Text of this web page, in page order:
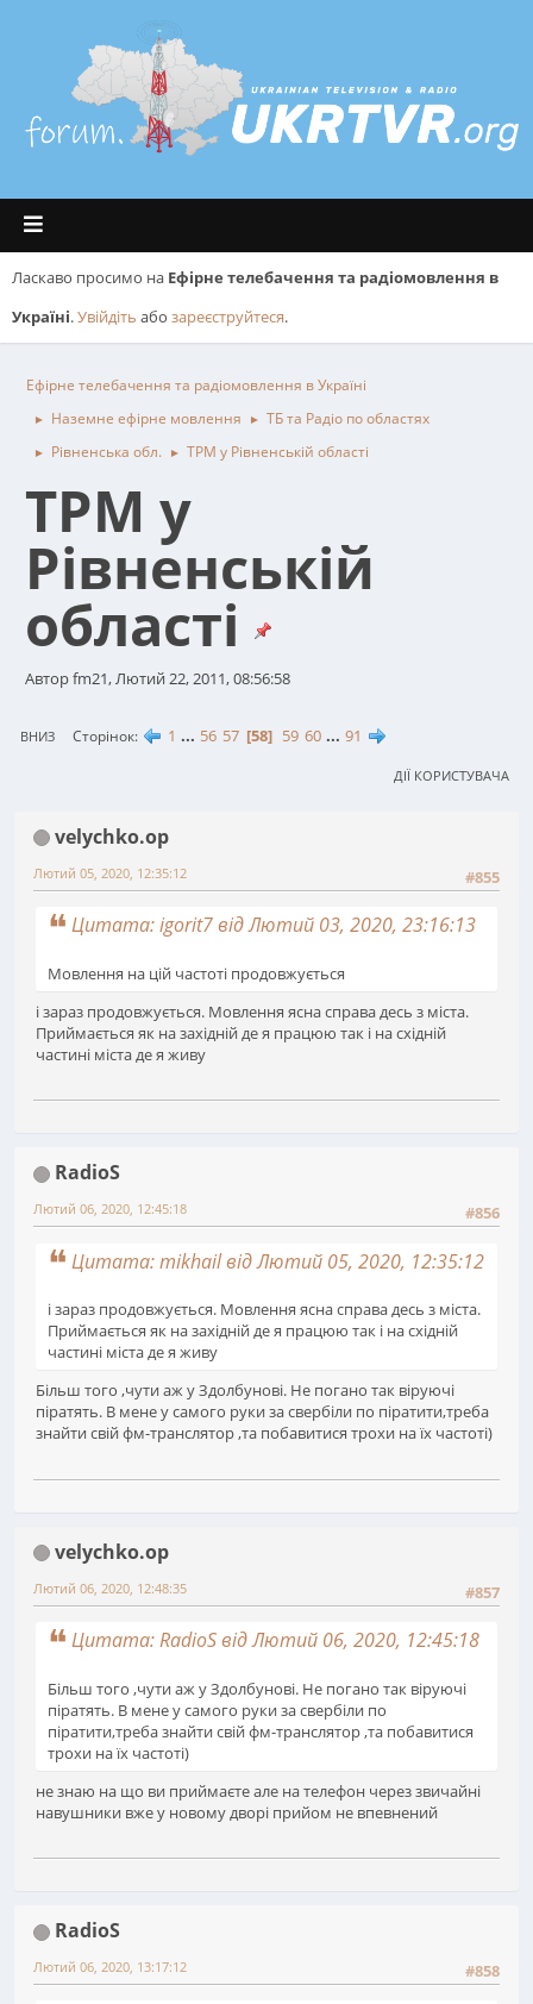
Ласкаво просимо на Ефірне телебачення та радіомовлення в
Україні.Увійдіть або зареєструйтеся.
Ефірне телебачення та радіомовлення в Україні
► Наземне ефірне мовлення ► ТБ та Радіо по областях
► Рівненська обл. ► ТРМ у Рівненській області
ТРМ у
Рівненській
області
Автор fm21, Лютий 22, 2011, 08:56:58
ВНИЗ Сторінок 1 ... 56 57 58 59 60 ... 91
ДІЇ КОРИСТУВАЧА
velychko.op
#855
Лютий 05, 2020, 12:35:12
Цитата: igorit7 від Лютий 03, 2020, 23:16:13
Мовлення на цій частоті продовжується
і зараз продовжується. Мовлення ясна справа десь з міста.
Приймається як на західній де я працюю так і на східній
частині міста де я живу
RadioS
#856
Лютий 06, 2020, 12:45:18
Цитата: mikhail від Лютий 05, 2020, 12:35:12
і зараз продовжується. Мовлення ясна справа десь з міста.
Приймається як на західній де я працюю так і на східній
частині міста де я живу
Більш того ,чути аж у Здолбунові. Не погано так віруючі
піратять. В мене у самого руки за свербіли по піратити,треба
знайти свій фм-транслятор ,та побавитися трохи на їх частоті)
velychko.op
#857
Лютий 06, 2020, 12:48:35
Цитата: RadioS від Лютий 06, 2020, 12:45:18
Більш того ,чути аж у Здолбунові. Не погано так віруючі
піратять. В мене у самого руки за свербіли по
піратити,треба знайти свій фм-транслятор ,та побавитися
трохи на їх частоті)
не знаю на що ви приймаєте але на телефон через звичайні
навушники вже у новому дворі прийом не впевнений
RadioS
#858
Лютий 06, 2020, 13:17:12